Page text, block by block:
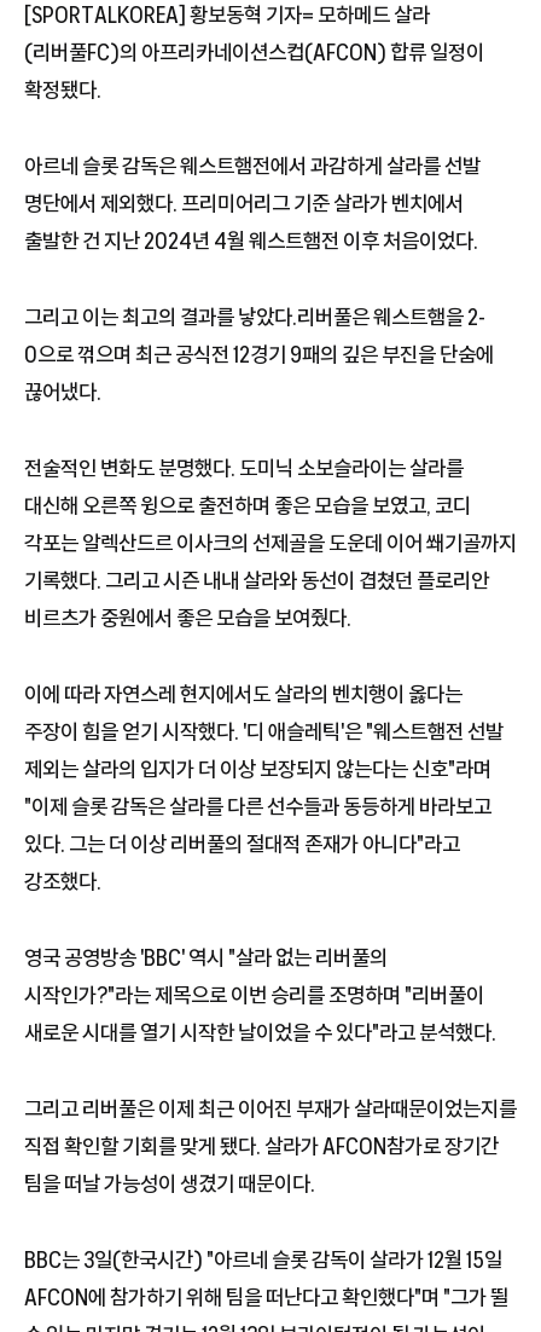
[SPORTALKOREA] 황보동혁 기자= 모하메드 살라
(리버풀FC)의 아프리카네이션스컵(AFCON) 합류 일정이
확정됐다.
아르네 슬롯 감독은 웨스트햄전에서 과감하게 살라를 선발
명단에서 제외했다. 프리미어리그 기준 살라가 벤치에서
출발한 건 지난 2024년 4월 웨스트햄전 이후 처음이었다.
그리고 이는 최고의 결과를 낳았다.리버풀은 웨스트햄을 2-
0으로 꺾으며 최근 공식전 12경기 9패의 깊은 부진을 단숨에
끊어냈다.
전술적인 변화도 분명했다. 도미닉 소보슬라이는 살라를
대신해 오른쪽 윙으로 출전하며 좋은 모습을 보였고, 코디
각포는 알렉산드르 이사크의 선제골을 도운데 이어 쐐기골까지
기록했다. 그리고 시즌 내내 살라와 동선이 겹쳤던 플로리안
비르츠가 중원에서 좋은 모습을 보여줬다.
이에 따라 자연스레 현지에서도 살라의 벤치행이 옳다는
주장이 힘을 얻기 시작했다. '디 애슬레틱'은 "웨스트햄전 선발
제외는 살라의 입지가 더 이상 보장되지 않는다는 신호"라며
"이제 슬롯 감독은 살라를 다른 선수들과 동등하게 바라보고
있다. 그는 더 이상 리버풀의 절대적 존재가 아니다"라고
강조했다.
영국 공영방송 'BBC' 역시 "살라 없는 리버풀의
시작인가?"라는 제목으로 이번 승리를 조명하며 "리버풀이
새로운 시대를 열기 시작한 날이었을 수 있다"라고 분석했다.
그리고 리버풀은 이제 최근 이어진 부재가 살라때문이었는지를
직접 확인할 기회를 맞게 됐다. 살라가 AFCON참가로 장기간
팀을 떠날 가능성이 생겼기 때문이다.
BBC는 3일(한국시간) "아르네 슬롯 감독이 살라가 12월 15일
AFCON에 참가하기 위해 팀을 떠난다고 확인했다"며 "그가 뛸